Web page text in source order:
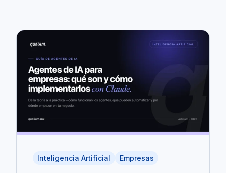
Inteligencia Artificial Empresas